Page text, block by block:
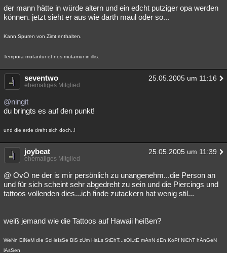
der mann hätte in würde altern und ein edcht putziger opa werden
können. jetzt sieht er aus wie darth maul oder so...
Kann Spuren von Zimt enthalten.
Tempora mutantur et nos mutamur in illis.
seventwo 25.05.2005 um 11:16
ehemaliges Mitglied
@ningit
du bringts es auf den punkt!
und die erde dreht sich doch..!
joybeat 25.05.2005 um 11:39
ehemaliges Mitglied
@ OvO ne der is mir persönlich zu unangenehm...die Person an
und für sich scheint sehr abgedreht zu sein und die Piercings und
tattoos vollenden dies...ich finde zutackern hat wenig stil...
weiß jemand wie die Tattoos auf Hawaii heißen?
WeNn EiNeM dIe ScHeIsSe BiS zUm HaLs StEhT...sOlLtE mAnN dEn KoPf NiChT hÄnGeN
lAsSen